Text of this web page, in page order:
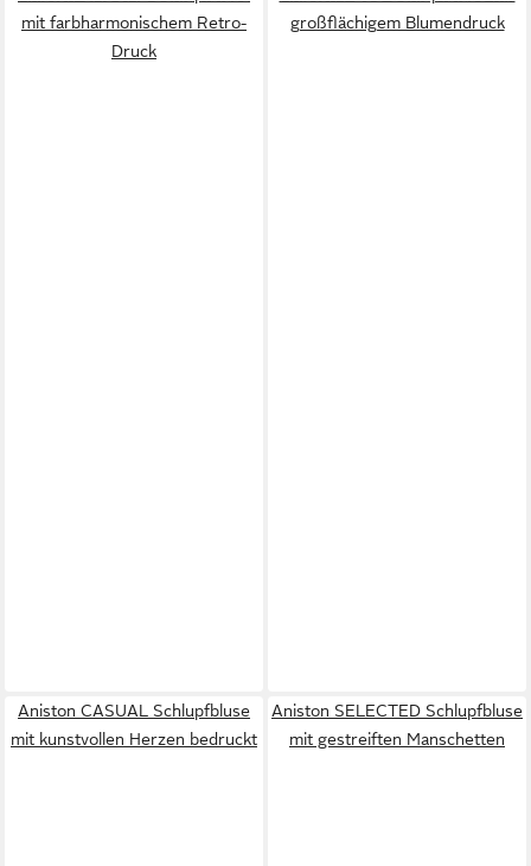
mit farbharmonischem Retro-
Druck
großflächigem Blumendruck
Aniston CASUAL Schlupfbluse
mit kunstvollen Herzen bedruckt
Aniston SELECTED Schlupfbluse
mit gestreiften Manschetten